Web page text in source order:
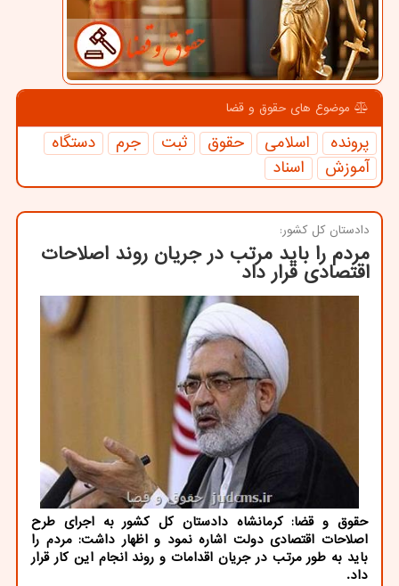
موضوع های حقوق و قضا
پرونده اسلامی حقوق ثبت جرم
دستگاه
آموزش
اسناد
دادستان كل كشور:
مردم را باید مرتب در جریان روند اصلاحات
اقتصادی قرار داد
حقوق و قضا: کرمانشاه دادستان کل کشور به اجرای طرح
اصلاحات اقتصادی دولت اشاره نمود و اظهار داشت: مردم را
باید به طور مرتب در جریان اقدامات و روند انجام این کار قرار
داد.